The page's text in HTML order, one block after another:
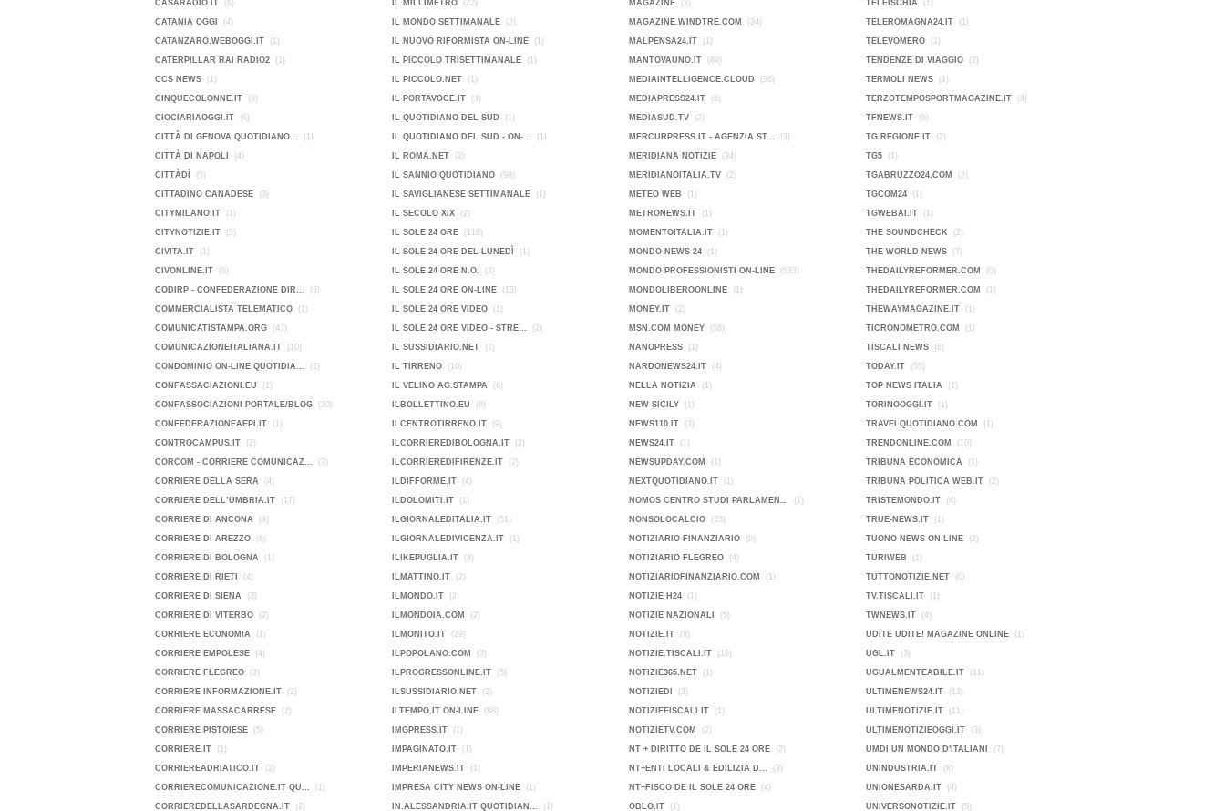
CASARADIO.IT (6)
CATANIA OGGI (4)
CATANZARO.WEBOGGI.IT (1)
CATERPILLAR RAI RADIO2 (1)
CCS NEWS (1)
CINQUECOLONNE.IT (3)
CIOCIARIAOGGI.IT (6)
CITTÀ DI GENOVA QUOTIDIANO... (1)
CITTÀ DI NAPOLI (4)
CITTÀDÌ (5)
CITTADINO CANADESE (3)
CITYMILANO.IT (1)
CITYNOTIZIE.IT (3)
CIVITA.IT (1)
CIVONLINE.IT (6)
CODIRP - CONFEDERAZIONE DIR... (3)
COMMERCIALISTA TELEMATICO (1)
COMUNICATISTAMPA.ORG (47)
COMUNICAZIONEITALIANA.IT (10)
CONDOMINIO ON-LINE QUOTIDIA... (2)
CONFASSACIAZIONI.EU (1)
CONFASSOCIAZIONI PORTALE/BLOG (30)
CONFEDERAZIONEAEPI.IT (1)
CONTROCAMPUS.IT (2)
CORCOM - CORRIERE COMUNICAZ... (3)
CORRIERE DELLA SERA (4)
CORRIERE DELL’UMBRIA.IT (17)
CORRIERE DI ANCONA (4)
CORRIERE DI AREZZO (6)
CORRIERE DI BOLOGNA (1)
CORRIERE DI RIETI (4)
CORRIERE DI SIENA (3)
CORRIERE DI VITERBO (2)
CORRIERE ECONOMIA (1)
CORRIERE EMPOLESE (4)
CORRIERE FLEGREO (3)
CORRIERE INFORMAZIONE.IT (2)
CORRIERE MASSACARRESE (2)
CORRIERE PISTOIESE (5)
CORRIERE.IT (1)
CORRIEREADRIATICO.IT (2)
CORRIERECOMUNICAZIONE.IT QU... (1)
CORRIEREDELLASARDEGNA.IT (2)
IL MILLIMETRO (22)
IL MONDO SETTIMANALE (3)
IL NUOVO RIFORMISTA ON-LINE (1)
IL PICCOLO TRISETTIMANALE (1)
IL PICCOLO.NET (1)
IL PORTAVOCE.IT (3)
IL QUOTIDIANO DEL SUD (1)
IL QUOTIDIANO DEL SUD - ON-... (1)
IL ROMA.NET (2)
IL SANNIO QUOTIDIANO (98)
IL SAVIGLIANESE SETTIMANALE (1)
IL SECOLO XIX (2)
IL SOLE 24 ORE (116)
IL SOLE 24 ORE DEL LUNEDÌ (1)
IL SOLE 24 ORE N.O. (3)
IL SOLE 24 ORE ON-LINE (13)
IL SOLE 24 ORE VIDEO (1)
IL SOLE 24 ORE VIDEO - STRE... (2)
IL SUSSIDIARIO.NET (2)
IL TIRRENO (10)
IL VELINO AG.STAMPA (6)
ILBOLLETTINO.EU (6)
ILCENTROTIRRENO.IT (9)
ILCORRIEREDIBOLOGNA.IT (2)
ILCORRIEREDIFIRENZE.IT (2)
ILDIFFORME.IT (4)
ILDOLOMITI.IT (1)
ILGIORNALEDITALIA.IT (51)
ILGIORNALEDIVICENZA.IT (1)
ILIKEPUGLIA.IT (3)
ILMATTINO.IT (2)
ILMONDO.IT (2)
ILMONDOIA.COM (2)
ILMONITO.IT (29)
ILPOPOLANO.COM (3)
ILPROGRESSONLINE.IT (5)
ILSUSSIDIARIO.NET (2)
ILTEMPO.IT ON-LINE (88)
IMGPRESS.IT (1)
IMPAGINATO.IT (1)
IMPERIANEWS.IT (1)
IMPRESA CITY NEWS ON-LINE (1)
IN.ALESSANDRIA.IT QUOTIDIAN... (1)
MAGAZINE (3)
MAGAZINE.WINDTRE.COM (34)
MALPENSA24.IT (1)
MANTOVAUNO.IT (89)
MEDIAINTELLIGENCE.CLOUD (36)
MEDIAPRESS24.IT (6)
MEDIASUD.TV (2)
MERCURPRESS.IT - AGENZIA ST... (3)
MERIDIANA NOTIZIE (34)
MERIDIANOITALIA.TV (2)
METEO WEB (1)
METRONEWS.IT (1)
MOMENTOITALIA.IT (1)
MONDO NEWS 24 (1)
MONDO PROFESSIONISTI ON-LINE (533)
MONDOLIBEROONLINE (1)
MONEY.IT (2)
MSN.COM MONEY (58)
NANOPRESS (1)
NARDONEWS24.IT (4)
NELLA NOTIZIA (1)
NEW SICILY (1)
NEWS110.IT (3)
NEWS24.IT (1)
NEWSUPDAY.COM (1)
NEXTQUOTIDIANO.IT (1)
NOMOS CENTRO STUDI PARLAMEN... (1)
NONSOLOCALCIO (23)
NOTIZIARIO FINANZIARIO (0)
NOTIZIARIO FLEGREO (4)
NOTIZIARIOFINANZIARIO.COM (1)
NOTIZIE H24 (1)
NOTIZIE NAZIONALI (5)
NOTIZIE.IT (9)
NOTIZIE.TISCALI.IT (18)
NOTIZIE365.NET (1)
NOTIZIEDI (3)
NOTIZIEFISCALI.IT (1)
NOTIZIETV.COM (2)
NT + DIRITTO DE IL SOLE 24 ORE (2)
NT+ENTI LOCALI & EDILIZIA D... (3)
NT+FISCO DE IL SOLE 24 ORE (4)
OBLO.IT (1)
TELEISCHIA (1)
TELEROMAGNA24.IT (1)
TELEVOMERO (1)
TENDENZE DI VIAGGIO (2)
TERMOLI NEWS (1)
TERZOTEMPOSPORTMAGAZINE.IT (4)
TFNEWS.IT (5)
TG REGIONE.IT (2)
TG5 (1)
TGABRUZZO24.COM (3)
TGCOM24 (1)
TGWEBAI.IT (1)
THE SOUNDCHECK (2)
THE WORLD NEWS (7)
THEDAILYREFORMER.COM (0)
THEDAILYREFORMER.COM (1)
THEWAYMAGAZINE.IT (1)
TICRONOMETRO.COM (1)
TISCALI NEWS (6)
TODAY.IT (55)
TOP NEWS ITALIA (1)
TORINOOGGI.IT (1)
TRAVELQUOTIDIANO.COM (1)
TRENDONLINE.COM (10)
TRIBUNA ECONOMICA (1)
TRIBUNA POLITICA WEB.IT (2)
TRISTEMONDO.IT (4)
TRUE-NEWS.IT (1)
TUONO NEWS ON-LINE (2)
TURIWEB (1)
TUTTONOTIZIE.NET (0)
TV.TISCALI.IT (1)
TWNEWS.IT (4)
UDITE UDITE! MAGAZINE ONLINE (1)
UGL.IT (3)
UGUALMENTEABILE.IT (11)
ULTIMENEWS24.IT (13)
ULTIMENOTIZIE.IT (11)
ULTIMENOTIZIEOGGI.IT (3)
UMDI UN MONDO D'ITALIANI (7)
UNINDUSTRIA.IT (8)
UNIONESARDA.IT (4)
UNIVERSONOTIZIE.IT (5)